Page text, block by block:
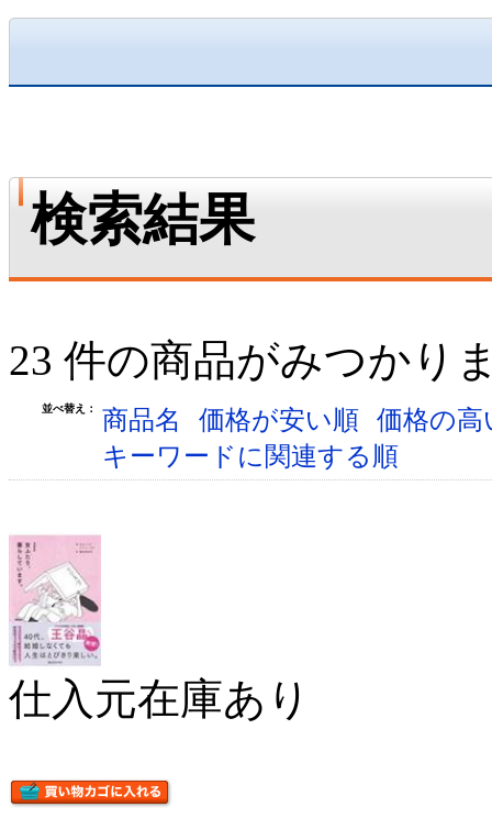
検索結果
23 件の商品がみつかり
並べ替え： 商品名 価格が安い順 価格の
キーワードに関連する順
仕入元在庫あり